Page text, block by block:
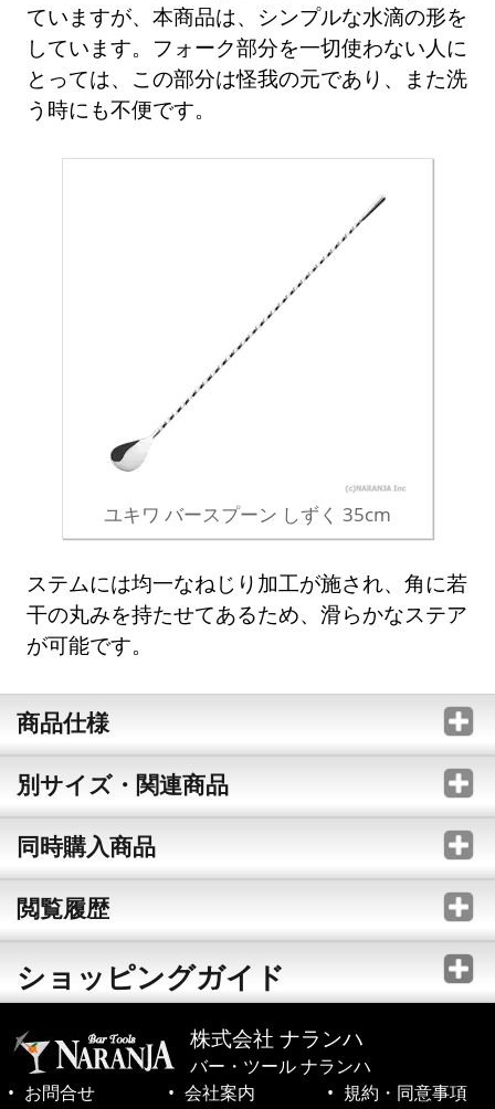
ていますが、本商品は、シンプルな水滴の形を
しています。フォーク部分を一切使わない人に
とっては、この部分は怪我の元であり、また洗
う時にも不便です。
ユキワ バースプーン しずく 35cm
ステムには均一なねじり加工が施され、角に若
干の丸みを持たせてあるため、滑らかなステア
が可能です。
商品仕様
別サイズ・関連商品
同時購入商品
閲覧履歴
ショッピングガイド
株式会社 ナランハ
バー・ツール ナランハ
お問合せ
会社案内 規約・同意事項